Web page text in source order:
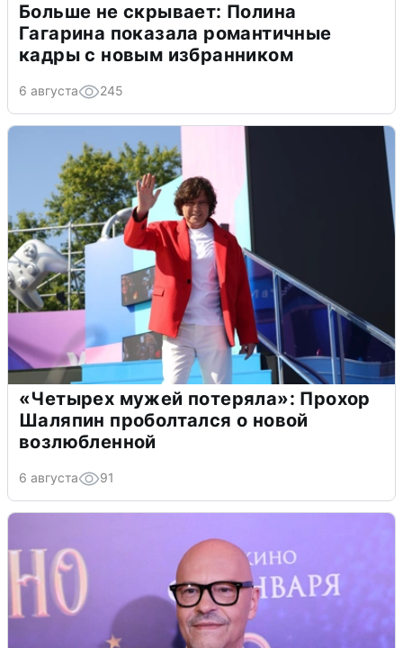
Больше не скрывает: Полина
Гагарина показала романтичные
кадры с новым избранником
6 августа 245
«Четырех мужей потеряла»: Прохор
Шаляпин проболтался о новой
возлюбленной
6 августа 91